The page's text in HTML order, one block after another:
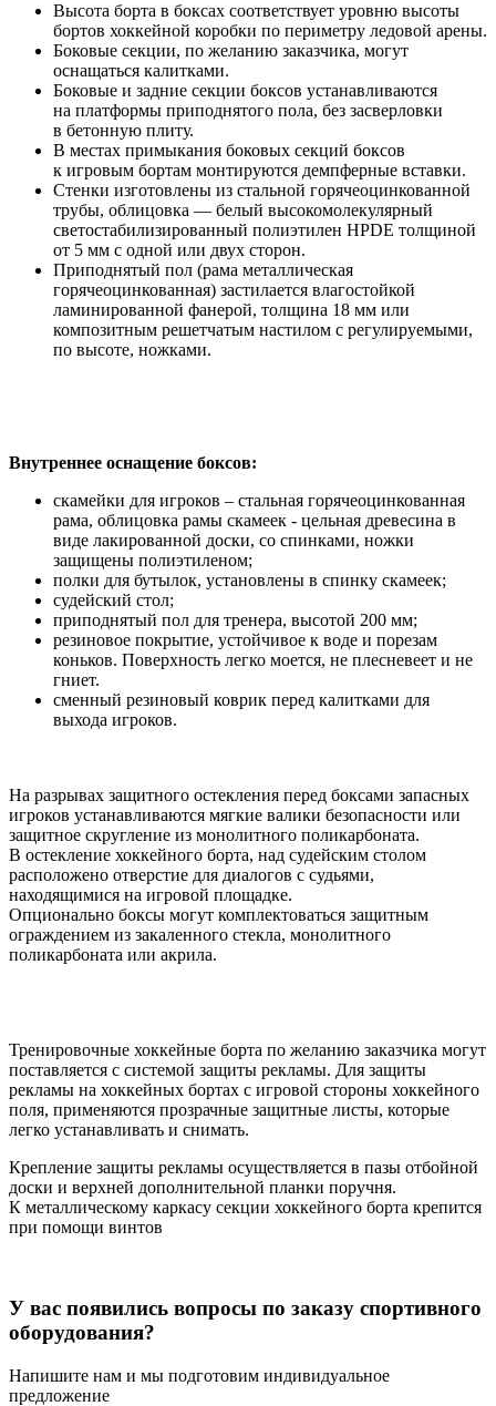
Высота борта в боксах соответствует уровню высоты
бортов хоккейной коробки по периметру ледовой арены.
Боковые секции, по желанию заказчика, могут
оснащаться калитками.
Боковые и задние секции боксов устанавливаются
на платформы приподнятого пола, без засверловки
в бетонную плиту.
В местах примыкания боковых секций боксов
к игровым бортам монтируются демпферные вставки.
Стенки изготовлены из стальной горячеоцинкованной
трубы, облицовка — белый высокомолекулярный
светостабилизированный полиэтилен HPDE толщиной
от 5 мм с одной или двух сторон.
Приподнятый пол (рама металлическая
горячеоцинкованная) застилается влагостойкой
ламинированной фанерой, толщина 18 мм или
композитным решетчатым настилом с регулируемыми,
по высоте, ножками.
Внутреннее оснащение боксов:
скамейки для игроков – стальная горячеоцинкованная
рама, облицовка рамы скамеек - цельная древесина в
виде лакированной доски, со спинками, ножки
защищены полиэтиленом;
полки для бутылок, установлены в спинку скамеек;
судейский стол;
приподнятый пол для тренера, высотой 200 мм;
резиновое покрытие, устойчивое к воде и порезам
коньков. Поверхность легко моется, не плесневеет и не
гниет.
сменный резиновый коврик перед калитками для
выхода игроков.
На разрывах защитного остекления перед боксами запасных
игроков устанавливаются мягкие валики безопасности или
защитное скругление из монолитного поликарбоната.
В остекление хоккейного борта, над судейским столом
расположено отверстие для диалогов с судьями,
находящимися на игровой площадке.
Опционально боксы могут комплектоваться защитным
ограждением из закаленного стекла, монолитного
поликарбоната или акрила.
Тренировочные хоккейные борта по желанию заказчика могут
поставляется с системой защиты рекламы. Для защиты
рекламы на хоккейных бортах с игровой стороны хоккейного
поля, применяются прозрачные защитные листы, которые
легко устанавливать и снимать.
Крепление защиты рекламы осуществляется в пазы отбойной
доски и верхней дополнительной планки поручня.
К металлическому каркасу секции хоккейного борта крепится
при помощи винтов
У вас появились вопросы по заказу спортивного
оборудования?
Напишите нам и мы подготовим индивидуальное
предложение